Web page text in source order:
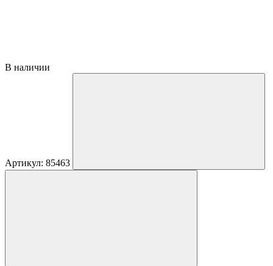
В наличии
Артикул: 85463